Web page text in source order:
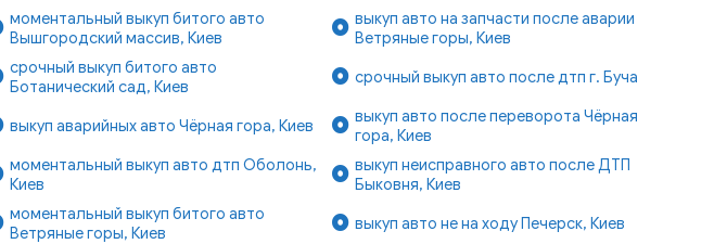
моментальный выкуп битого авто
Вышгородский массив, Киев
выкуп авто на запчасти после аварии
Ветряные горы, Киев
срочный выкуп битого авто
Ботанический сад, Киев
срочный выкуп авто после дтп г. Буча
выкуп аварийных авто Чёрная гора, Киев
выкуп авто после переворота Чёрная
гора, Киев
моментальный выкуп авто дтп Оболонь,
Киев
выкуп неисправного авто после ДТП
Быковня, Киев
моментальный выкуп битого авто
Ветряные горы, Киев
выкуп авто не на ходу Печерск, Киев